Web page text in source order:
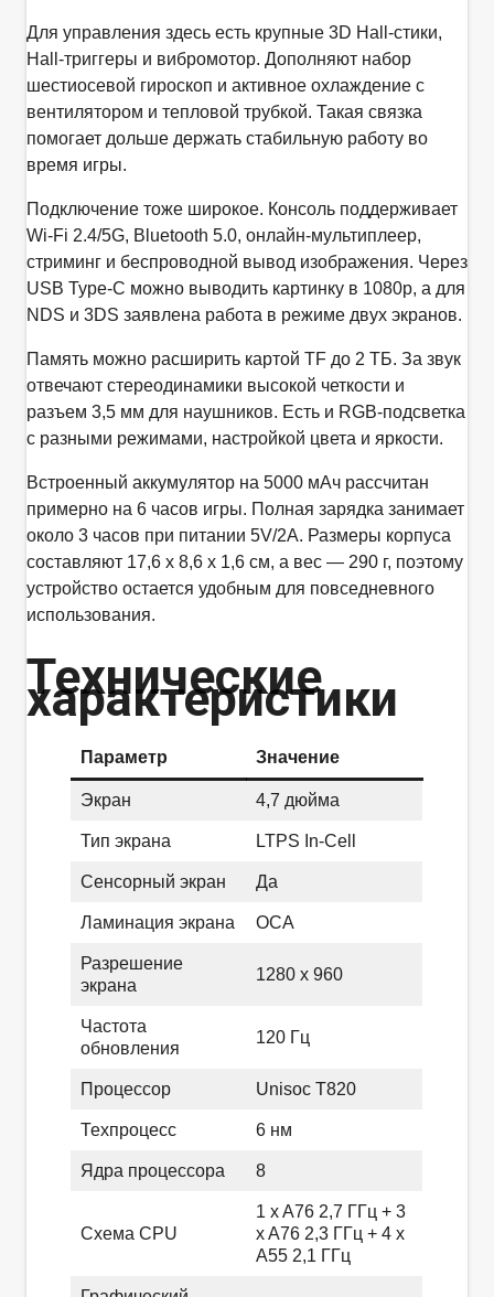
Для управления здесь есть крупные 3D Hall-стики,
Hall-триггеры и вибромотор. Дополняют набор
шестиосевой гироскоп и активное охлаждение с
вентилятором и тепловой трубкой. Такая связка
помогает дольше держать стабильную работу во
время игры.
Подключение тоже широкое. Консоль поддерживает
Wi‑Fi 2.4/5G, Bluetooth 5.0, онлайн-мультиплеер,
стриминг и беспроводной вывод изображения. Через
USB Type-C можно выводить картинку в 1080p, а для
NDS и 3DS заявлена работа в режиме двух экранов.
Память можно расширить картой TF до 2 ТБ. За звук
отвечают стереодинамики высокой четкости и
разъем 3,5 мм для наушников. Есть и RGB-подсветка
с разными режимами, настройкой цвета и яркости.
Встроенный аккумулятор на 5000 мАч рассчитан
примерно на 6 часов игры. Полная зарядка занимает
около 3 часов при питании 5V/2A. Размеры корпуса
составляют 17,6 x 8,6 x 1,6 см, а вес — 290 г, поэтому
устройство остается удобным для повседневного
использования.
Технические
характеристики
Параметр Значение
Экран 4,7 дюйма
Тип экрана LTPS In-Cell
Сенсорный экран Да
Ламинация экрана OCA
Разрешение
экрана
1280 x 960
Частота
обновления
120 Гц
Процессор Unisoc T820
Техпроцесс 6 нм
Ядра процессора 8
Схема CPU
1 x A76 2,7 ГГц + 3
x A76 2,3 ГГц + 4 x
A55 2,1 ГГц